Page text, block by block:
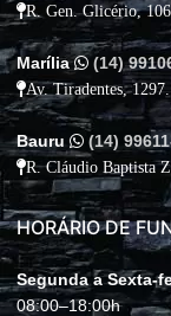
R. Gen. Glicério,
Marília (14)
Av. Tiradentes,
Bauru (14)
R. Cláudio Baptista
HORÁRIO DE
Segunda a Sexta-
08:00–18:00h